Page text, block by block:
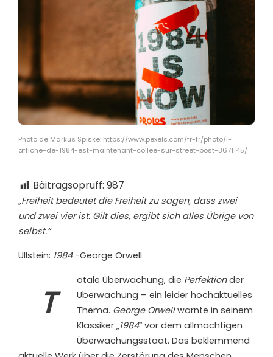
Photo de Markus Spiske: https://www.pexels.com/fr-fr/photo/l-
affiche-de-1984-est-maintenant-collee-sur-street-post-3671145/
Bäitragsopruff: 987
„Freiheit bedeutet die Freiheit zu sagen, dass zwei
und zwei vier ist. Gilt dies, ergibt sich alles Übrige von
selbst.“
Ullstein: 1984-George Orwell
T
otale Überwachung, die Perfektionder
Überwachung – ein leider hochaktuelles
Thema. George Orwellwarnte in seinem
Klassiker „1984“ vor dem allmächtigen
Überwachungsstaat. Das beklemmend